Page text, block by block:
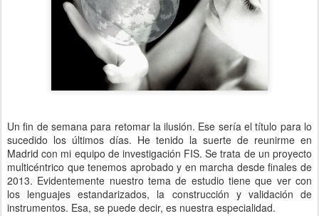
Un fin de semana para retomar la ilusión. Ese sería el título para lo
sucedido los últimos días. He tenido la suerte de reunirme en
Madrid con mi equipo de investigación FIS. Se trata de un proyecto
multicéntrico que tenemos aprobado y en marcha desde finales de
2013. Evidentemente nuestro tema de estudio tiene que ver con
los lenguajes estandarizados, la construcción y validación de
instrumentos. Esa, se puede decir, es nuestra especialidad.